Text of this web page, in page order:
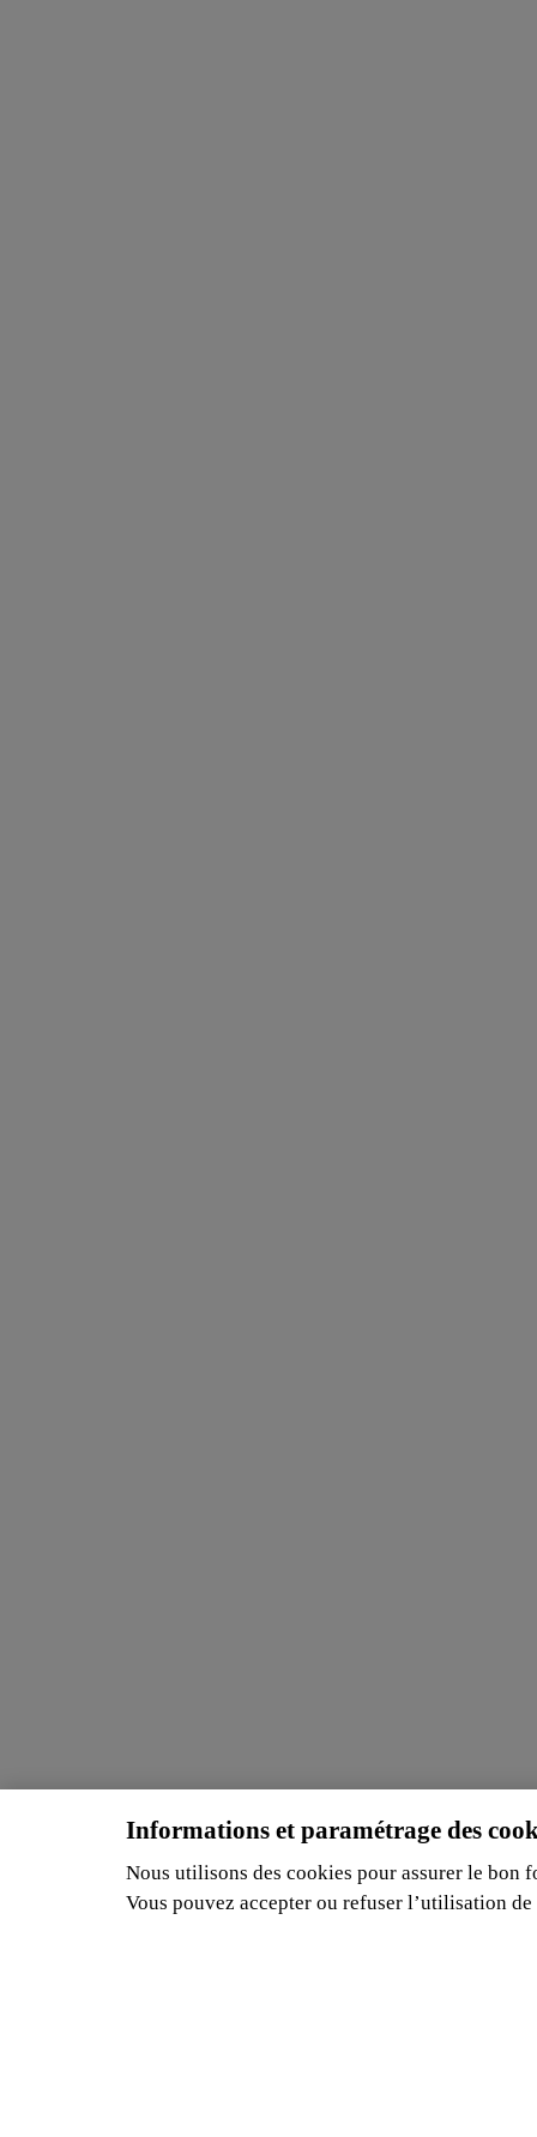
Informations et paramétrage des
Nous utilisons des cookies pour assurer le bon
Vous pouvez accepter ou refuser l’utilisation